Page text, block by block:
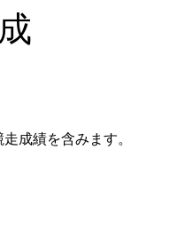
成績を含みます。